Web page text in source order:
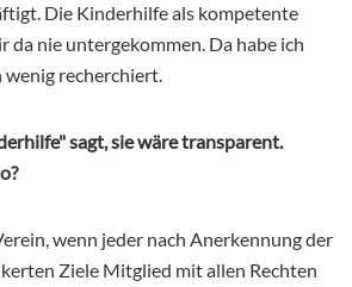
Die Kinderhilfe als kompetente
da nie untergekommen. Da habe ich
wenig recherchiert.
sagt, sie wäre transparent.
wenn jeder nach Anerkennung der
Ziele Mitglied mit allen Rechten